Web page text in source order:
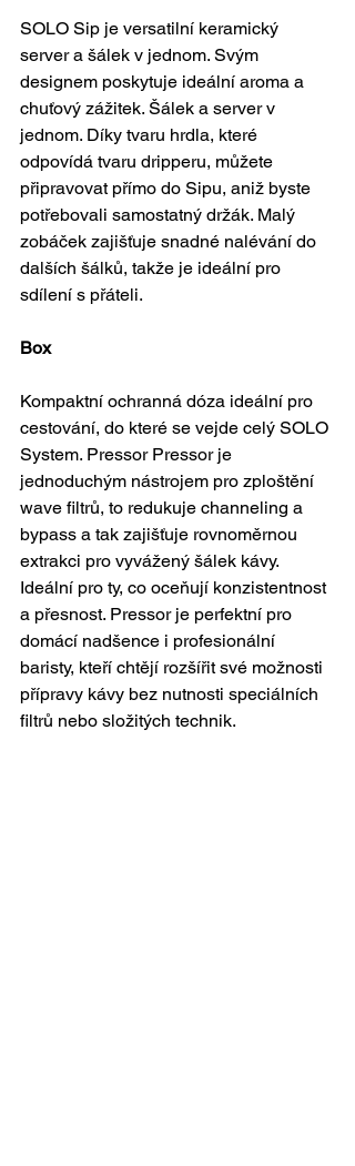
SOLO Sip je versatilní keramický
server a šálek v jednom. Svým
designem poskytuje ideální aroma a
chuťový zážitek. Šálek a server v
jednom. Díky tvaru hrdla, které
odpovídá tvaru dripperu, můžete
připravovat přímo do Sipu, aniž byste
potřebovali samostatný držák. Malý
zobáček zajišťuje snadné nalévání do
dalších šálků, takže je ideální pro
sdílení s přáteli.
Box
Kompaktní ochranná dóza ideální pro
cestování, do které se vejde celý SOLO
System. Pressor Pressor je
jednoduchým nástrojem pro zploštění
wave filtrů, to redukuje channeling a
bypass a tak zajišťuje rovnoměrnou
extrakci pro vyvážený šálek kávy.
Ideální pro ty, co oceňují konzistentnost
a přesnost. Pressor je perfektní pro
domácí nadšence i profesionální
baristy, kteří chtějí rozšířit své možnosti
přípravy kávy bez nutnosti speciálních
filtrů nebo složitých technik.